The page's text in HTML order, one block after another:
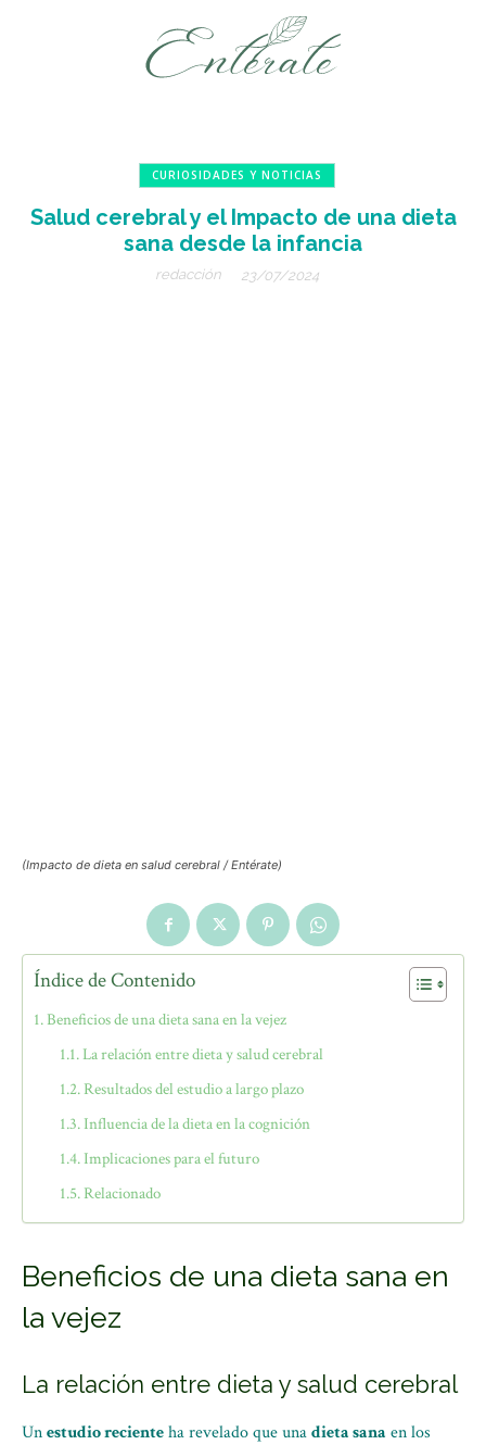
CURIOSIDADES Y NOTICIAS
Salud cerebral y el Impacto de una dieta
sana desde la infancia
redacción 23/07/2024
(Impacto de dieta en salud cerebral / Entérate)
Índice de Contenido
Beneficios de una dieta sana en la vejez
La relación entre dieta y salud cerebral
Resultados del estudio a largo plazo
Influencia de la dieta en la cognición
Implicaciones para el futuro
Relacionado
Beneficios de una dieta sana en
la vejez
La relación entre dieta y salud cerebral
Unestudio recienteha revelado que unadieta sana en los